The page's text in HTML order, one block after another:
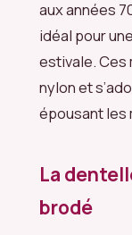
aux années
idéal pour
estivale. Ces
nylon et
épousant les
La
brodé